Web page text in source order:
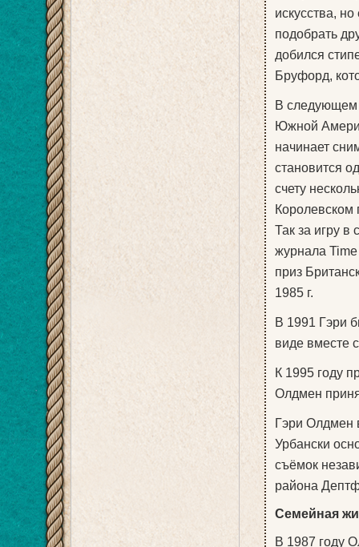
искусства,
подобрать
добился
Бруфорд,
В следующем
Южной
начинает
становится
счету
Королевском
Так за игру в
журнала
приз
1985 г.
В 1991 Гэри
виде вместе
К 1995 году
Олдмен
Гэри Олдмен
Урбански
съёмок
района
Семейная
В 1987 году